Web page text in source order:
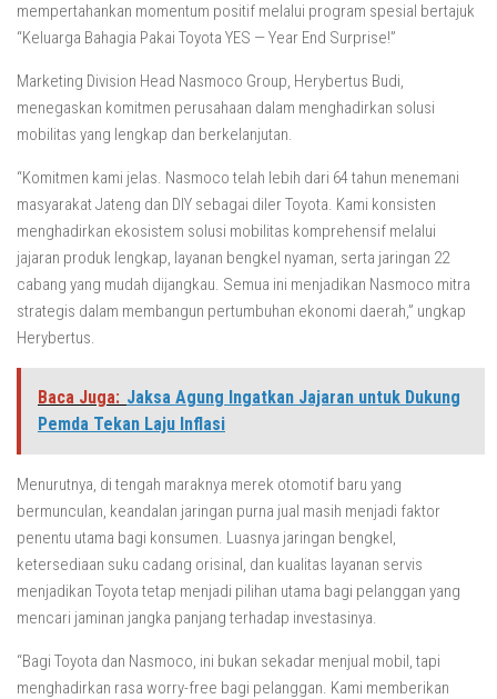
mempertahankan momentum positif melalui program spesial bertajuk
“Keluarga Bahagia Pakai Toyota YES — Year End Surprise!”
Marketing Division Head Nasmoco Group, Herybertus Budi,
menegaskan komitmen perusahaan dalam menghadirkan solusi
mobilitas yang lengkap dan berkelanjutan.
“Komitmen kami jelas. Nasmoco telah lebih dari 64 tahun menemani
masyarakat Jateng dan DIY sebagai diler Toyota. Kami konsisten
menghadirkan ekosistem solusi mobilitas komprehensif melalui
jajaran produk lengkap, layanan bengkel nyaman, serta jaringan 22
cabang yang mudah dijangkau. Semua ini menjadikan Nasmoco mitra
strategis dalam membangun pertumbuhan ekonomi daerah,” ungkap
Herybertus.
Baca Juga: Jaksa Agung Ingatkan Jajaran untuk Dukung
Pemda Tekan Laju Inflasi
Menurutnya, di tengah maraknya merek otomotif baru yang
bermunculan, keandalan jaringan purna jual masih menjadi faktor
penentu utama bagi konsumen. Luasnya jaringan bengkel,
ketersediaan suku cadang orisinal, dan kualitas layanan servis
menjadikan Toyota tetap menjadi pilihan utama bagi pelanggan yang
mencari jaminan jangka panjang terhadap investasinya.
“Bagi Toyota dan Nasmoco, ini bukan sekadar menjual mobil, tapi
menghadirkan rasa worry-free bagi pelanggan. Kami memberikan